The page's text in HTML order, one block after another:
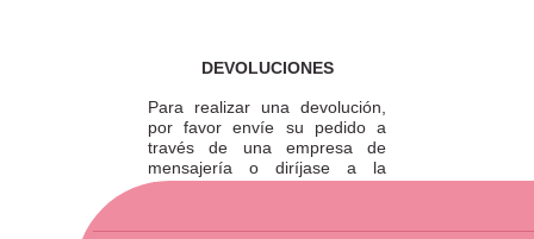
DEVOLUCIONES
Para realizar una devolución,
por favor envíe su pedido a
través de una empresa de
mensajería o diríjase a la
tienda física más cercana.